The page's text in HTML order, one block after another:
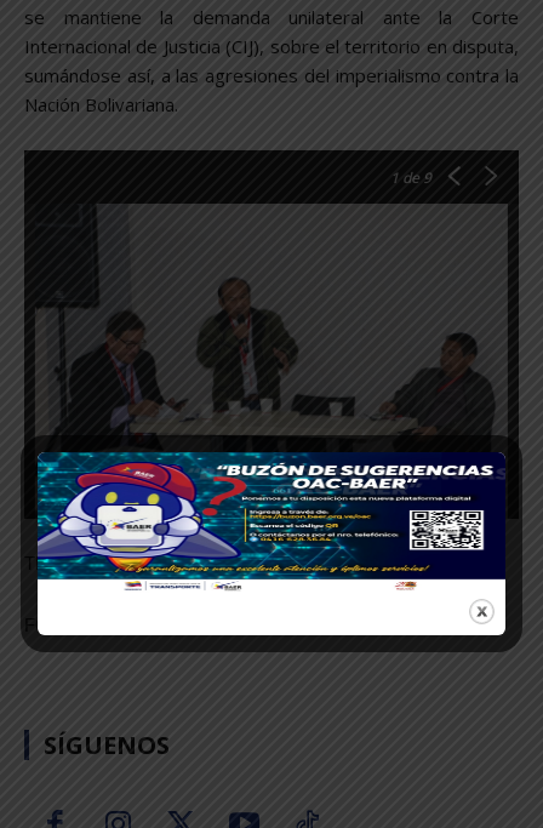
se mantiene la demanda unilateral ante la Corte
Internacional de Justicia (CIJ), sobre el territorio en disputa,
sumándose así, a las agresiones del imperialismo contra la
Nación Bolivariana.
1 de 9
TEXTO: CARMEN DAZA / JHORDANA CHACÓN
FOTOS: RICHARD ESPINOZA GARNIER
SÍGUENOS